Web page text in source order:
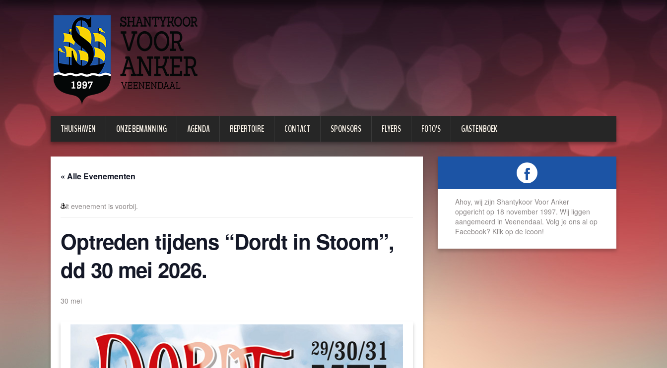
THUISHAVEN ONZE BEMANNING AGENDA REPERTOIRE CONTACT SPONSORS FLYERS FOTO’S GASTENBOEK
« Alle Evenementen
Dit evenement is voorbij.
Optreden tijdens “Dordt in Stoom”,
dd 30 mei 2026.
30 mei
Ahoy, wij zijn Shantykoor Voor Anker
opgericht op 18 november 1997. Wij liggen
aangemeerd in Veenendaal. Volg je ons al op
Facebook? Klik op de icoon!